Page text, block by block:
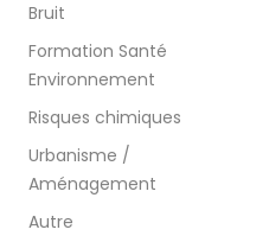
Bruit
Formation Santé
Environnement
Risques chimiques
Urbanisme /
Aménagement
Autre